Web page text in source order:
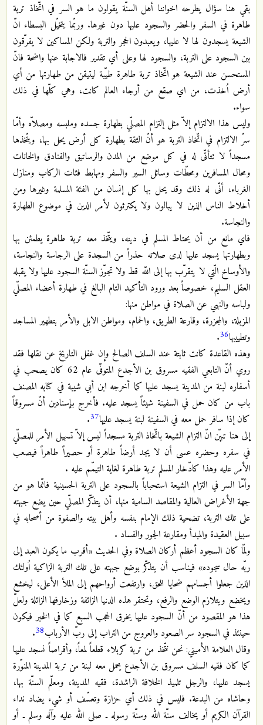
بقي هنا سؤال يطرحه اخواننا أهل السنّة يقولون ما هو السر في اتّخاذ تربة
طاهرة في السفر والحضر والسجود عليها دون غيرها. وربّما يتخيّل البسطاء انّ
الشيعة يسجدون لها لا عليها، ويعبدون الحجر والتربة ولكن المساكين لا يفرّقون
بين السجود على التربة، والسجود لها وعلى أي تقدير فالاجابة عنها واضحة فانّ
المستحسن عند الشيعة هو اتّخاذ تربة طاهرة طيّبة ليتيقن من طهارتها من أي
أرض اُخذت، من اي صقع من أرجاء العالم كانت، وهي كلّها في ذلك
سواء.
وليس هذا الالتزام إلاّ مثل إلتزام المصلّي بطهارة جسده وملبسه ومصلاّه وأمّا
سرّ الالتزام في اتّخاذ التربة هو أنّ الثقة بطهارة كل أرض يحل بها، ويتّخذها
مسجداً لا تتأتّى له في كل موضع من المدن والرساتيق والفنادق والخانات
ومحال المسافرين ومحطّات وسائل السير والسفر ومهابط فئات الركاب ومنازل
الغرباء، أنّى له ذلك وقد يحل بها كل إنسان من الفئة المسلمة وغيرها ومن
أخلاط الناس الذين لا يبالون ولا يكترثون لأمر الدين في موضوع الطهارة
والنجاسة.
فاي مانع من أن يحتاط المسلم في دينه، ويتّخذ معه تربة طاهرة يطمئن بها
وبطهارتها يسجد عليها لدى صلاته حذراً من السجدة على الرجاسة والنجاسة،
والأوساخ الّتي لا يتقرّب بها إلى اللّه قط ولا تجوّز السنّة السجود عليها ولا يقبله
العقل السليم، خصوصاً بعد ورود التأكيد التام البالغ في طهارة أعضاء المصلّي
ولباسه والنهي عن الصلاة في مواطن منها:
المزبلة، والمجزرة، وقارعة الطريق، والحمام، ومواطن الابل والأمر بتطهير المساجد
وتطييبها36
.
وهذه القاعدة كانت ثابتة عند السلف الصالح وإن غفل التاريخ عن نقلها فقد
روي أنّ التابعي الفقيه مسروق بن الأجدع المتوفّى عام 62 كان يصحب في
أسفاره لبنة من المدينة يسجد عليها كما أخرجه ابن أبي شيبة في كتابه المصنف
باب من كان حمل في السفينة شيئاً يسجد عليه. فأخرج بإسنادين أنّ مسروقاً
كان إذا سافر حمل معه في السفينة لبنة يسجد عليها37
.
إلى هنا تبيّن انّ التزام الشيعة باتّخاذ التربة مسجداً ليس إلاّ تسهيل الأمر للمصلّي
في سفره وحضره عسى أن لا يجد أرضاً طاهرة أو حصيراً طاهراً فيصعب
الأمر عليه وهذا كادّخار المسلم تربة طاهرة لغاية التيمّم عليه .
وأمّا السر في التزام الشيعة استحباباً بالسجود على التربة الحسينية فانّما هو من
جهة الأغراض العالية والمقاصد السامية منها، أن يتذكّر المصلّي حين يضع جبهته
على تلك التربة، تضحية ذلك الإمام بنفسه وأهل بيته والصفوة من أصحابه في
سبيل العقيدة والمبدأ ومقارعة الجور والفساد .
ولمّا كان السجود أعظم أركان الصلاة وفي الحديث «أقرب ما يكون العبد إلى
ربّه حال سجوده» فيناسب أن يتذكّر بوضع جبهته على تلك التربة الزاكية اُولئك
الذين جعلوا أجسامهم ضحايا للحق، وارتفعت أرواحهم إلى الملأ الأعلى، ليخشع
ويخضع ويتلازم الوضع والرفع، وتحتقر هذه الدنيا الزائفة وزخارفها الزائلة ولعلّ
هذا هو المقصود من أنّ السجود عليها يخرق الحجب السبع كما في الخبر فيكون
حينئذ في السجود سر الصعود والعروج من التراب إلى ربّ الأرباب38
.
وقال العلامة الأميني: نحن نتّخذ من تربة كربلاء قطعاً لمعاً، وأقراصاً نسجد عليها
كما كان فقيه السلف مسروق بن الأجدع يحمل معه لبنة من تربة المدينة المنوّرة
يسجد عليها، والرجل تلميذ الخلافة الراشدة، فقيه المدينة، ومعلّم السنّة بها،
وحاشاه من البدعة. فليس في ذلك أي حزازة وتعسّف أو شيء يضاد نداء
القرآن الكريم أو يخالف سنّة الله وسنّة رسوله ـ صلى الله عليه وآله وسلم ـ أو